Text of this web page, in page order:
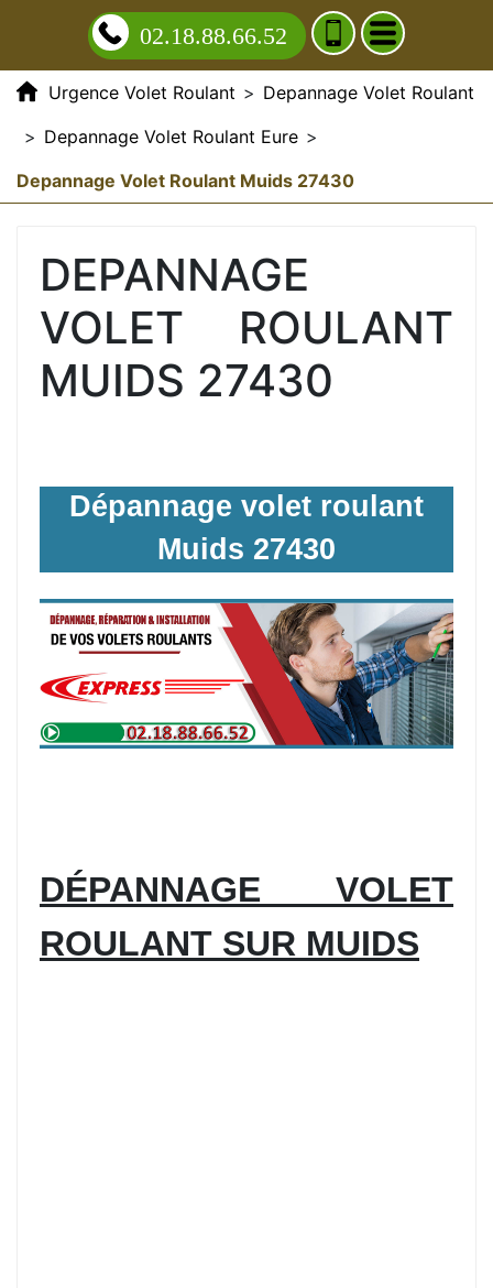
02.18.88.66.52
Urgence Volet Roulant > Depannage Volet Roulant
> Depannage Volet Roulant Eure >
Depannage Volet Roulant Muids 27430
DEPANNAGE
VOLET ROULANT
MUIDS 27430
Dépannage volet roulant
Muids 27430
DÉPANNAGE VOLET
ROULANT SUR MUIDS